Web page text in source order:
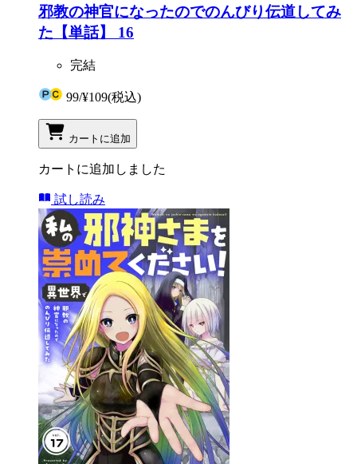
邪教の神官になったのでのんびり伝道してみ
た【単話】 16
完結
99/¥109(税込)
カートに追加
カートに追加しました
試し読み